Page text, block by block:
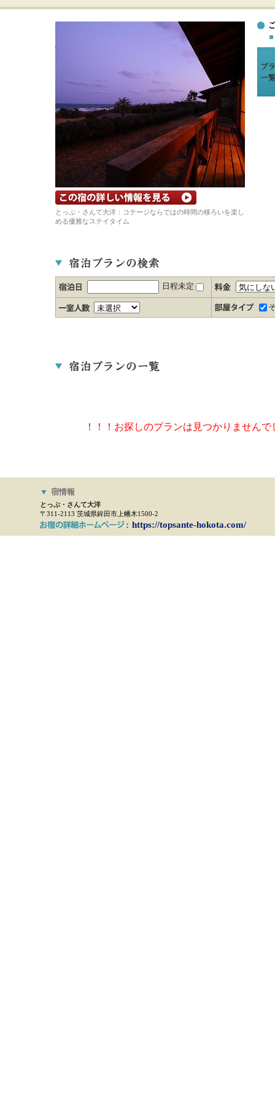
宿の詳細ホームページを見る
とっぷ・さんて大洋：コテージならではの時間の移ろいを楽し
める優雅なステイタイム
日程未定
！！！お探しのプランは見つかりません
▼ 宿情報
とっぷ・さんて大洋
〒311-2113 茨城県鉾田市上幡木1500-2
https://topsante-hokota.com/